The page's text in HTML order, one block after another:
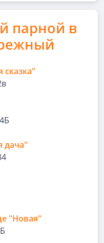
парной в
сказка"
дача"
"Новая"